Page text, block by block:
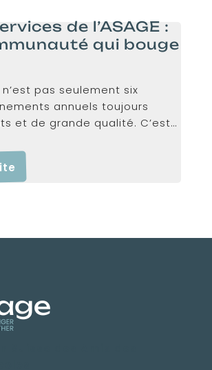
de l’ASAGE :
qui bouge
n’est pas seulement six
annuels toujours
et de grande qualité. C’est